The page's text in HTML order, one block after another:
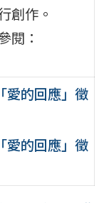
創作。
閱：
愛的回應」徵
愛的回應」徵